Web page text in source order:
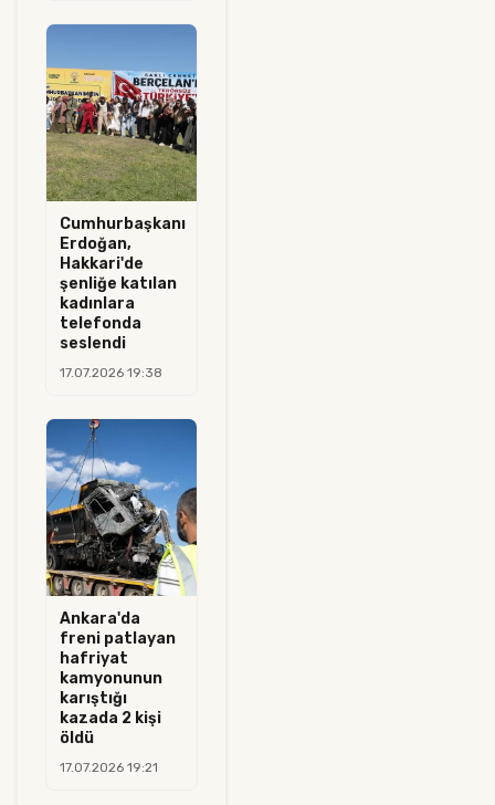
Cumhurbaşkanı
Erdoğan,
Hakkari'de
şenliğe katılan
kadınlara
telefonda
seslendi
17.07.2026 19:38
Ankara'da
freni patlayan
hafriyat
kamyonunun
karıştığı
kazada 2 kişi
öldü
17.07.2026 19:21